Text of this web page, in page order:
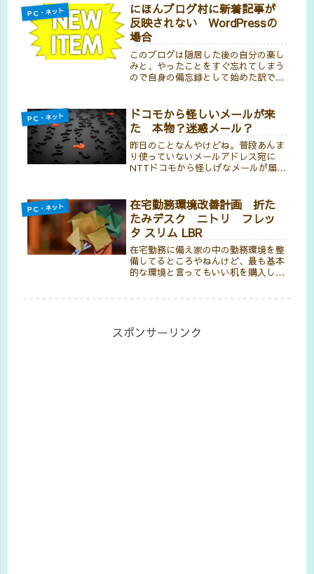
ＰＣ・ネット
にほんブログ村に新着記事が
反映されない WordPressの
場合
このブログは隠居した後の自分の楽し
みと、やったことをすぐ忘れてしまう
ので自身の備忘録として始めた訳で、
方々が見に来てくれてたんよね。いく
ら自己満足のために始めたとはいえ、
一応...
ＰＣ・ネット
ドコモから怪しいメールが来
た 本物？迷惑メール？
昨日のことなんやけどね。普段あんま
り使っていないメールアドレス宛に
NTTドコモから怪しげなメールが届い
ないねんけどね。なんか見るからにけ
っこう怪しいねんなぁ。まぁ見てもら
お...
ＰＣ・ネット
在宅勤務環境改善計画 折た
たみデスク ニトリ フレッ
タ スリム LBR
在宅勤務に備え家の中の勤務環境を整
備してるところやねんけど、最も基本
的な環境と言ってもいい机を購入し
上にち...
スポンサーリンク